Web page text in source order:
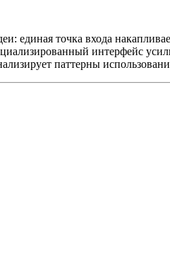
единая точка входа
интерфейс
паттерны